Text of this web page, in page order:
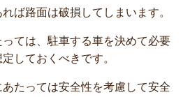
ば路面は破損してしまいます。
ては、駐車する車を決めて必要
しておくべきです。
たっては安全性を考慮して安全